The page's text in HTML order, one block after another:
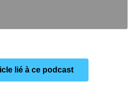
lié à ce podcast